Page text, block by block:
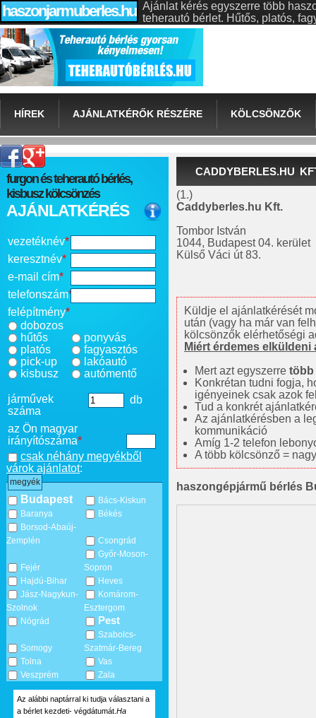
haszonjarmuberles.hu Ajánlat kérés egyszerre több
teherautó bérlet. Hűtős, platós,
HÍREK AJÁNLATKÉRŐK RÉSZÉRE KÖLCSÖNZŐK
furgon és teherautó bérlés,
kisbusz kölcsönzés
AJÁNLATKÉRÉS
vezetéknév*
keresztnév*
e-mail cím*
telefonszám*
felépítmény*
dobozos
hűtős
platós
pick-up
kisbusz
ponyvás
fagyasztós
lakóautó
autómentő
járművek
száma
db
az Ön magyar
irányítószáma*
csak néhány megyékből
várok ajánlatot:
megyék
Budapest
Bács-Kiskun
Baranya
Békés
Borsod-Abaúj-
Zemplén
Csongrád
Fejér
Győr-Moson-
Sopron
Hajdú-Bihar
Heves
Jász-Nagykun-
Szolnok
Komárom-
Esztergom
Nógrád
Pest
Somogy
Szabolcs-
Szatmár-Bereg
Tolna
Vas
Veszprém
Zala
Az alábbi naptárral ki tudja választani a
a bérlet kezdeti- végdátumát. Ha
CADDYBERLES.HU
(1.)
Caddyberles.hu Kft.
Tombor István
1044, Budapest 04. kerület
Külső Váci út 83.
Küldje el ajánlatkérését
után (vagy ha már van
kölcsönzők elérhetőségi
Miért érdemes
Mert azt egyszerre több
Konkrétan tudni fogja,
igényeinek csak azok
Tud a konkrét
Az ajánlatkérésben a
kommunikáció
Amíg 1-2 telefon
A több kölcsönző =
haszongépjármű bérlés